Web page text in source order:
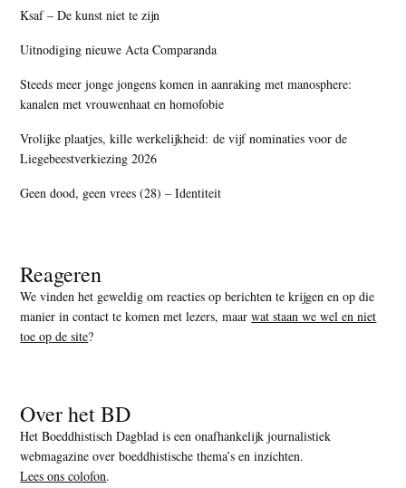
Ksaf – De kunst niet te zijn
Uitnodiging nieuwe Acta Comparanda
Steeds meer jonge jongens komen in aanraking met manosphere:
kanalen met vrouwenhaat en homofobie
Vrolijke plaatjes, kille werkelijkheid: de vijf nominaties voor de
Liegebeestverkiezing 2026
Geen dood, geen vrees (28) – Identiteit
Reageren
We vinden het geweldig om reacties op berichten te krijgen en op die
manier in contact te komen met lezers, maarwat staan we wel en niet
toe op de site?
Over het BD
Het Boeddhistisch Dagblad is een onafhankelijk journalistiek
webmagazine over boeddhistische thema’s en inzichten.
Lees ons colofon.